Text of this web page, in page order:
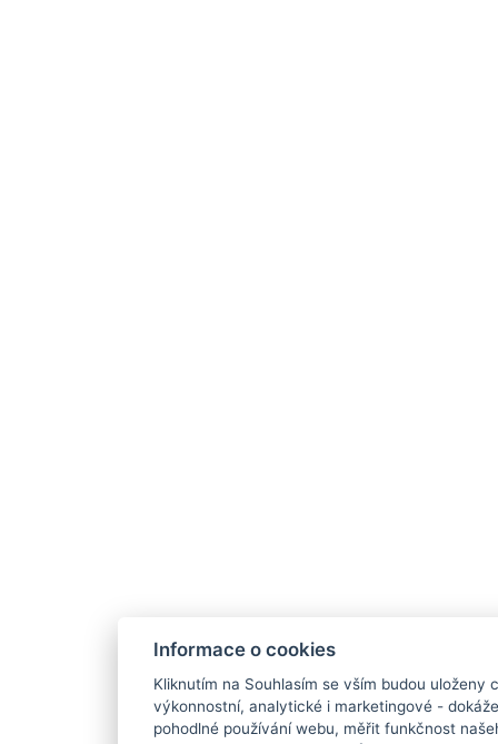
Informace o cookies
Kliknutím na Souhlasím se vším budou uloženy
výkonnostní, analytické i marketingové -
pohodlné používání webu, měřit funkčnost